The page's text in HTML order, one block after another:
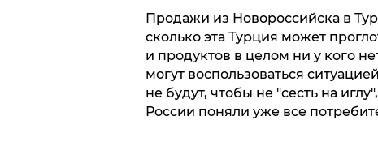
Продажи из Новороссийска в
сколько эта Турция может
и продуктов в целом ни у кого
могут воспользоваться
не будут, чтобы не "сесть на
России поняли уже все